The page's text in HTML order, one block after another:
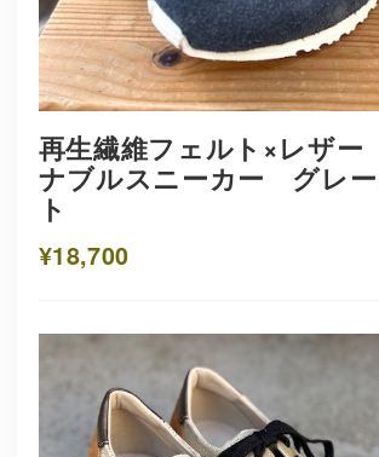
再生繊維フェルト×レザ
ナブルスニーカー グレー
ト
¥18,700